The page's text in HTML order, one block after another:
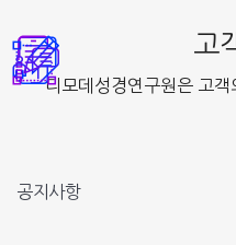
고
디모데성경연구원은 고객
공지사항